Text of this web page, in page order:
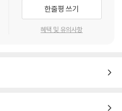
한줄평 쓰기
혜택 및 유의사항